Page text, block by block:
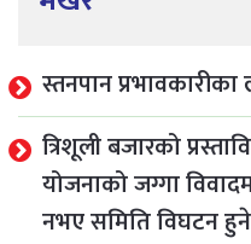
स्तनपान प्रभावकारीका
त्रिशूली बजारको
योजनाको जग्गा
नभए समिति विघटन हुने